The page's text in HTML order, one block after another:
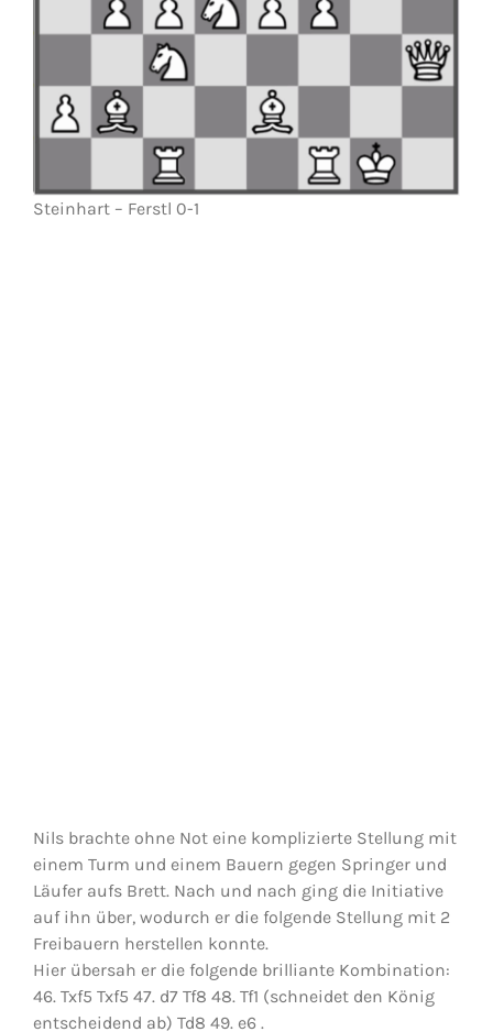
Steinhart – Ferstl 0-1
Nils brachte ohne Not eine komplizierte Stellung mit
einem Turm und einem Bauern gegen Springer und
Läufer aufs Brett. Nach und nach ging die Initiative
auf ihn über, wodurch er die folgende Stellung mit 2
Freibauern herstellen konnte.
Hier übersah er die folgende brilliante Kombination:
46. Txf5 Txf5 47. d7 Tf8 48. Tf1 (schneidet den König
entscheidend ab) Td8 49. e6 .